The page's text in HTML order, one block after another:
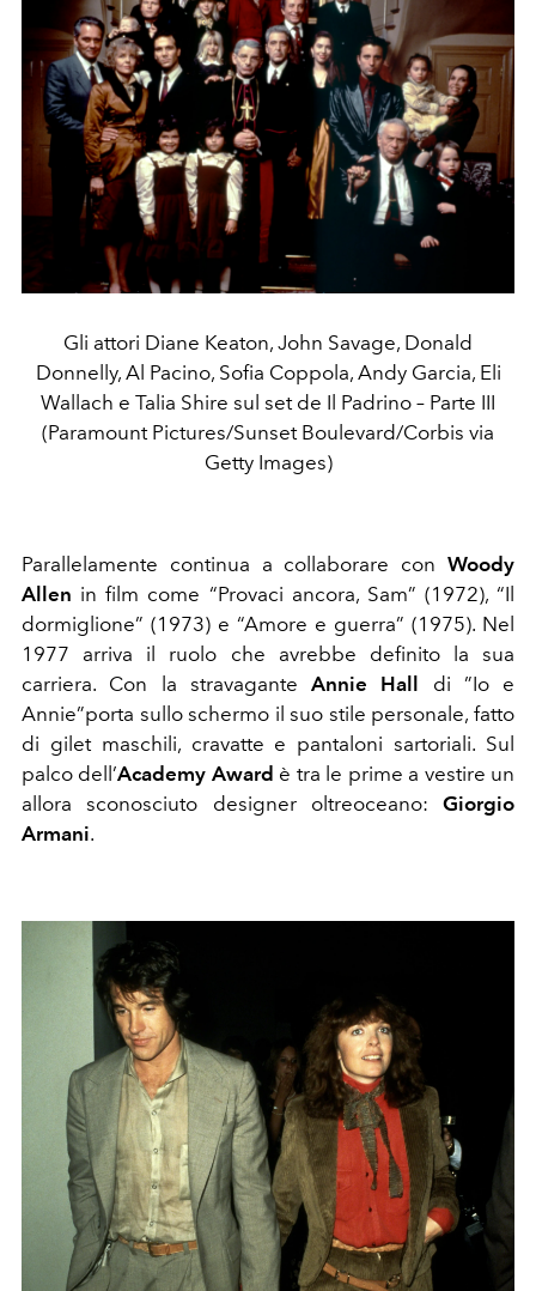
Gli attori Diane Keaton, John Savage, Donald
Donnelly, Al Pacino, Sofia Coppola, Andy Garcia, Eli
Wallach e Talia Shire sul set de Il Padrino – Parte III
(Paramount Pictures/Sunset Boulevard/Corbis via
Getty Images)
Parallelamente continua a collaborare con Woody
Allen in film come “Provaci ancora, Sam” (1972), “Il
dormiglione” (1973) e “Amore e guerra” (1975). Nel
1977 arriva il ruolo che avrebbe definito la sua
carriera. Con la stravagante Annie Hall
di ”Io e
Annie”porta sullo schermo il suo stile personale, fatto
di gilet maschili, cravatte e pantaloni sartoriali. Sul
palco dell’Academy Award è tra le prime a vestire un
allora sconosciuto designer oltreoceano: Giorgio
Armani.